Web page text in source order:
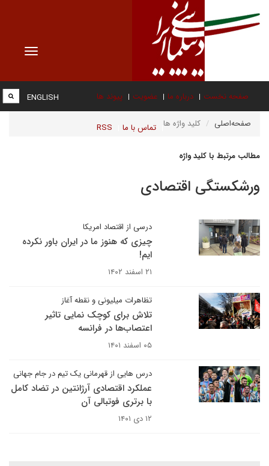
Toggle
صفحه نخست درباره ما عضویت پیوند ها
تماس با ما RSS
ENGLISH
صفحه‌اصلی کلید واژه ها
مطالب مرتبط با کلید واژه
ورشکستگی اقتصادی
درسی از اقتصاد امریکا
چیزی که هنوز ما در ایران باور نکرده
ایم!
۲۱ اسفند ۱۴۰۲
تظاهرات میلیونی و نقطه آغاز
تلاش برای کوچک نمایی تاثیر
اعتصاب‌ها در فرانسه
۰۵ اسفند ۱۴۰۱
درس هایی از قهرمانی یک تیم در جام جهانی
عملکرد اقتصادی آرژانتین در تضاد کامل
با برتری فوتبالی آن
۱۲ دی ۱۴۰۱